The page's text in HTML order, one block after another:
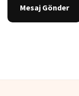
Mesaj Gönder